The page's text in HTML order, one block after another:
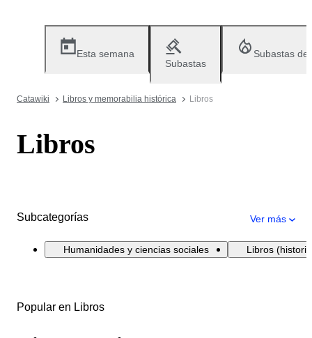
Esta semana
Subastas
Subastas
Catawiki Libros y memorabilia histórica Libros
Libros
Subcategorías Ver más
Humanidades y ciencias sociales Libros
Popular en Libros